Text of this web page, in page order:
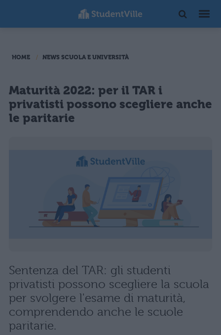
HOME NEWS SCUOLA E UNIVERSITÀ
Maturità 2022: per il TAR i
privatisti possono scegliere anche
le paritarie
Sentenza del TAR: gli studenti
privatisti possono scegliere la scuola
per svolgere l'esame di maturità,
comprendendo anche le scuole
paritarie.